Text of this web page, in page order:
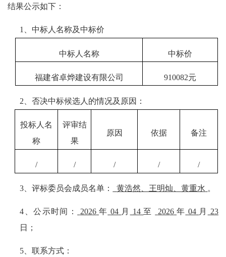
结果公示如下：
1、 中标人名称及中标价
中标人名称 中标价
福建省卓烨建设有限公司 910082元
2、否决中标候选人的情况及原因：
投标人名
称
评审结
果
原因 依据 备注
/ / / / /
3、评标委员会成员名单： 黄浩然、王明灿、黄重水 。
4、公示时间： 2026 年 04 月 14至 2026 年 04 月
23
日；
5、联系方式：